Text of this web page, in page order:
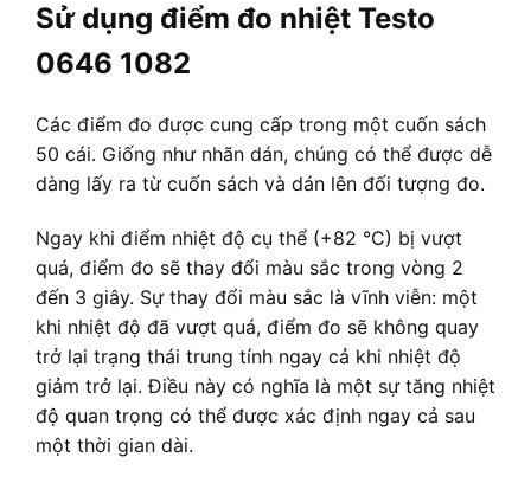
Sử dụng điểm đo nhiệt Testo
0646 1082
Các điểm đo được cung cấp trong một cuốn sách
50 cái. Giống như nhãn dán, chúng có thể được dễ
dàng lấy ra từ cuốn sách và dán lên đối tượng đo.
Ngay khi điểm nhiệt độ cụ thể (+82 °C) bị vượt
quá, điểm đo sẽ thay đổi màu sắc trong vòng 2
đến 3 giây. Sự thay đổi màu sắc là vĩnh viễn: một
khi nhiệt độ đã vượt quá, điểm đo sẽ không quay
trở lại trạng thái trung tính ngay cả khi nhiệt độ
giảm trở lại. Điều này có nghĩa là một sự tăng nhiệt
độ quan trọng có thể được xác định ngay cả sau
một thời gian dài.